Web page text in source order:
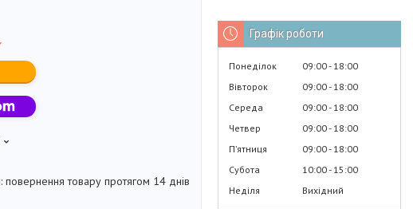
повернення товару протягом 14 днів
Графік роботи
Понеділок 09:00 18:00
Вівторок
09:00 18:00
Середа
09:00 18:00
Четвер
09:00 18:00
Пʼятниця
09:00 18:00
Субота
10:00 15:00
Неділя
Вихідний